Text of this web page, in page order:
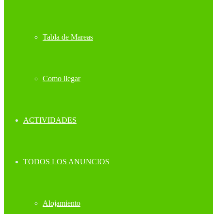
Tabla de Mareas
Como llegar
ACTIVIDADES
TODOS LOS ANUNCIOS
Alojamiento